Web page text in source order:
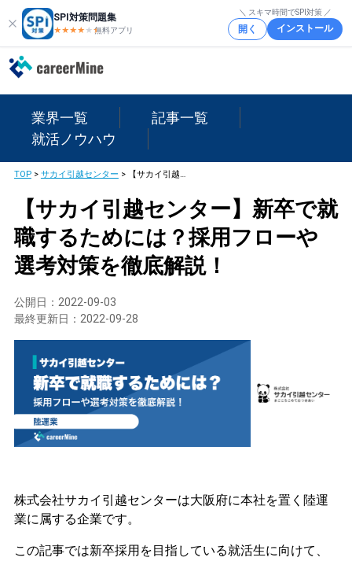
SPI対策問題集
★★★★ ★★
無料アプリ
＼ スキマ時間でSPI対策 ／
開く インストール
業界一覧
記事一覧
就活ノウハウ
TOP> サカイ引越センター > 【サカイ引越センター】新卒で就職するためには？採用フローや選考対策を徹底解説！
【サカイ引越センター】新卒で就
職するためには？採用フローや
選考対策を徹底解説！
公開日： 2022-09-03
最終更新日： 2022-09-28
株式会社サカイ引越センターは大阪府に本社を置く陸運
業に属する企業です。
この記事では新卒採用を目指している就活生に向けて、